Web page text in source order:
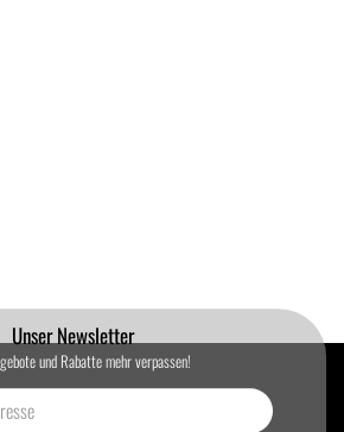
Unser Newsletter
und Rabatte mehr verpassen!